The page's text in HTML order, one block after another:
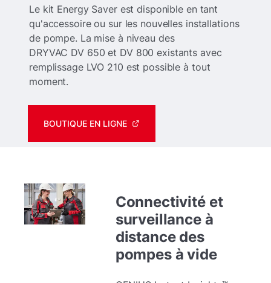
Le kit Energy Saver est disponible en tant
qu'accessoire ou sur les nouvelles installations
de pompe. La mise à niveau des
DRYVAC DV 650 et DV 800 existants avec
remplissage LVO 210 est possible à tout
moment.
BOUTIQUE EN LIGNE
Connectivité et
surveillance à
distance des
pompes à vide